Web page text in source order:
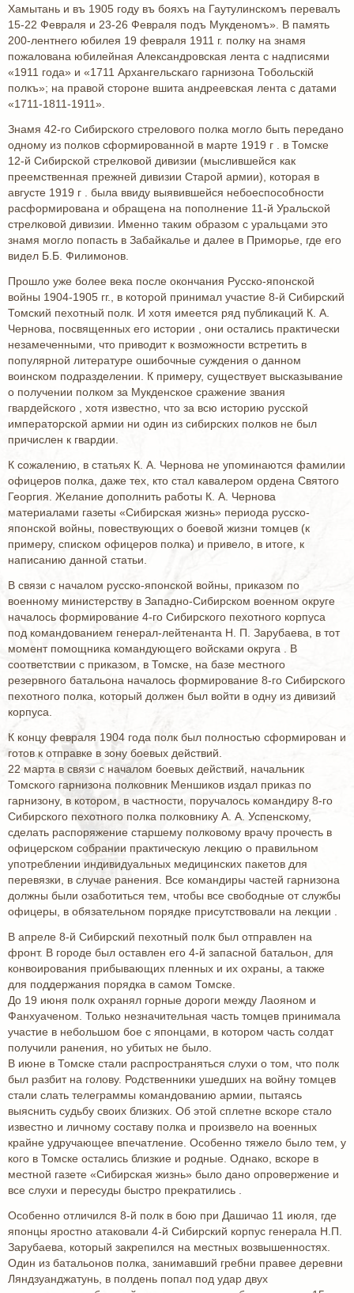
Хамытань и въ 1905 году въ бояхъ на Гаутулинскомъ перевалъ
15-22 Февраля и 23-26 Февраля подъ Мукденомъ». В память
200-лентнего юбилея 19 февраля 1911 г. полку на знамя
пожалована юбилейная Александровская лента с надписями
«1911 года» и «1711 Архангельскаго гарнизона Тобольскiй
полкъ»; на правой стороне вшита андреевская лента с датами
«1711-1811-1911».
Знамя 42-го Сибирского стрелового полка могло быть передано
одному из полков сформированной в марте 1919 г . в Томске
12-й Сибирской стрелковой дивизии (мыслившейся как
преемственная прежней дивизии Старой армии), которая в
августе 1919 г . была ввиду выявившейся небоеспособности
расформирована и обращена на пополнение 11-й Уральской
стрелковой дивизии. Именно таким образом с уральцами это
знамя могло попасть в Забайкалье и далее в Приморье, где его
видел Б.Б. Филимонов.
Прошло уже более века после окончания Русско-японской
войны 1904-1905 гг., в которой принимал участие 8-й Сибирский
Томский пехотный полк. И хотя имеется ряд публикаций К. А.
Чернова, посвященных его истории , они остались практически
незамеченными, что приводит к возможности встретить в
популярной литературе ошибочные суждения о данном
воинском подразделении. К примеру, существует высказывание
о получении полком за Мукденское сражение звания
гвардейского , хотя известно, что за всю историю русской
императорской армии ни один из сибирских полков не был
причислен к гвардии.
К сожалению, в статьях К. А. Чернова не упоминаются фамилии
офицеров полка, даже тех, кто стал кавалером ордена Святого
Георгия. Желание дополнить работы К. А. Чернова
материалами газеты «Сибирская жизнь» периода русско-
японской войны, повествующих о боевой жизни томцев (к
примеру, списком офицеров полка) и привело, в итоге, к
написанию данной статьи.
В связи с началом русско-японской войны, приказом по
военному министерству в Западно-Сибирском военном округе
началось формирование 4-го Сибирского пехотного корпуса
под командованием генерал-лейтенанта Н. П. Зарубаева, в тот
момент помощника командующего войсками округа . В
соответствии с приказом, в Томске, на базе местного
резервного батальона началось формирование 8-го Сибирского
пехотного полка, который должен был войти в одну из дивизий
корпуса.
К концу февраля 1904 года полк был полностью сформирован и
готов к отправке в зону боевых действий.
22 марта в связи с началом боевых действий, начальник
Томского гарнизона полковник Меншиков издал приказ по
гарнизону, в котором, в частности, поручалось командиру 8-го
Сибирского пехотного полка полковнику А. А. Успенскому,
сделать распоряжение старшему полковому врачу прочесть в
офицерском собрании практическую лекцию о правильном
употреблении индивидуальных медицинских пакетов для
перевязки, в случае ранения. Все командиры частей гарнизона
должны были озаботиться тем, чтобы все свободные от службы
офицеры, в обязательном порядке присутствовали на лекции .
В апреле 8-й Сибирский пехотный полк был отправлен на
фронт. В городе был оставлен его 4-й запасной батальон, для
конвоирования прибывающих пленных и их охраны, а также
для поддержания порядка в самом Томске.
До 19 июня полк охранял горные дороги между Лаояном и
Фанхуаченом. Только незначительная часть томцев принимала
участие в небольшом бое с японцами, в котором часть солдат
получили ранения, но убитых не было.
В июне в Томске стали распространяться слухи о том, что полк
был разбит на голову. Родственники ушедших на войну томцев
стали слать телеграммы командованию армии, пытаясь
выяснить судьбу своих близких. Об этой сплетне вскоре стало
известно и личному составу полка и произвело на военных
крайне удручающее впечатление. Особенно тяжело было тем, у
кого в Томске остались близкие и родные. Однако, вскоре в
местной газете «Сибирская жизнь» было дано опровержение и
все слухи и пересуды быстро прекратились .
Особенно отличился 8-й полк в бою при Дашичао 11 июля, где
японцы яростно атаковали 4-й Сибирский корпус генерала Н.П.
Зарубаева, который закрепился на местных возвышенностях.
Один из батальонов полка, занимавший гребни правее деревни
Ляндзуанджатунь, в полдень попал под удар двух